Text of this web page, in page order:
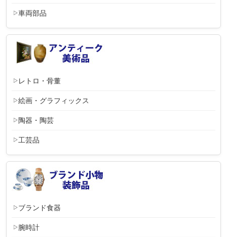
車両部品
レトロ・骨董
絵画・グラフィックス
陶器・陶芸
工芸品
ブランド食器
腕時計